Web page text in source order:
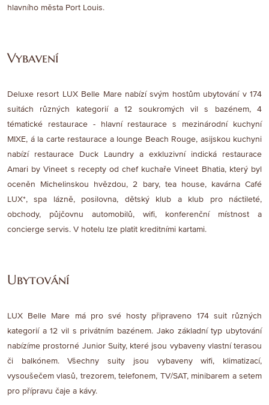
hlavního města Port Louis.
Vybavení
Deluxe resort LUX Belle Mare nabízí svým hostům ubytování v 174
suitách různých kategorií a 12 soukromých vil s bazénem, 4
tématické restaurace - hlavní restaurace s mezinárodní kuchyní
MIXE, á la carte restaurace a lounge Beach Rouge, asijskou kuchyni
nabízí restaurace Duck Laundry a exkluzivní indická restaurace
Amari by Vineet s recepty od chef kuchaře Vineet Bhatia, který byl
oceněn Michelinskou hvězdou, 2 bary, tea house, kavárna Café
LUX*, spa lázně, posilovna, dětský klub a klub pro náctileté,
obchody, půjčovnu automobilů, wifi, konferenční místnost a
concierge servis. V hotelu lze platit kreditními kartami.
Ubytování
LUX Belle Mare má pro své hosty připraveno 174 suit různých
kategorií a 12 vil s privátním bazénem. Jako základní typ ubytování
nabízíme prostorné Junior Suity, které jsou vybaveny vlastní terasou
či balkónem. Všechny suity jsou vybaveny wifi, klimatizací,
vysoušečem vlasů, trezorem, telefonem, TV/SAT, minibarem a setem
pro přípravu čaje a kávy.